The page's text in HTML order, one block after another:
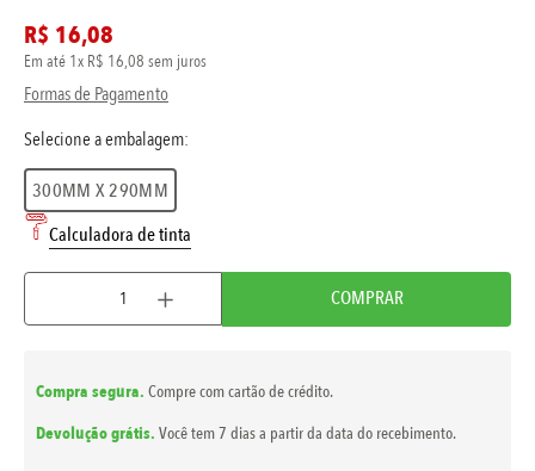
R$ 16,08
Em até 1x R$ 16,08 sem juros
Formas de Pagamento
300MM X 290MM
Calculadora de tinta
COMPRAR
Compra segura. Compre com cartão de crédito.
Devolução grátis. Você tem 7 dias a partir da data do recebimento.